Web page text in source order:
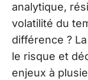
analytique,
volatilité du
différence ?
le risque et
enjeux à